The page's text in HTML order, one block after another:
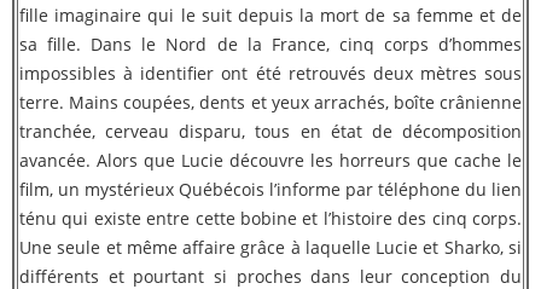
fille imaginaire qui le suit depuis la mort de sa femme et de
sa fille. Dans le Nord de la France, cinq corps d’hommes
impossibles à identifier ont été retrouvés deux mètres sous
terre. Mains coupées, dents et yeux arrachés, boîte crânienne
tranchée, cerveau disparu, tous en état de décomposition
avancée. Alors que Lucie découvre les horreurs que cache le
film, un mystérieux Québécois l’informe par téléphone du lien
ténu qui existe entre cette bobine et l’histoire des cinq corps.
Une seule et même affaire grâce à laquelle Lucie et Sharko, si
différents et pourtant si proches dans leur conception du